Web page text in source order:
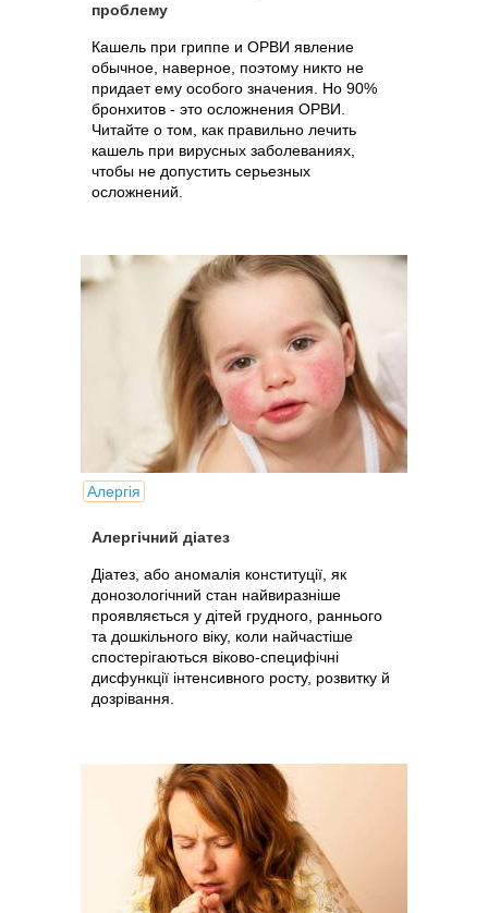
проблему
Кашель при гриппе и ОРВИ явление
обычное, наверное, поэтому никто не
придает ему особого значения. Но 90%
бронхитов - это осложнения ОРВИ.
Читайте о том, как правильно лечить
кашель при вирусных заболеваниях,
чтобы не допустить серьезных
осложнений.
Алергія
Алергічний діатез
Діатез, або аномалія конституції, як
донозологічний стан найвиразніше
проявляється у дітей грудного, раннього
та дошкільного віку, коли найчастіше
спостерігаються віково-специфічні
дисфункції інтенсивного росту, розвитку й
дозрівання.